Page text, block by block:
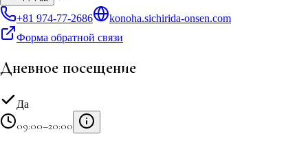
+81 974-77-2686
konoha.sichirida-onsen.com
Форма обратной связи
Дневное посещение
Да
09:00–20:00